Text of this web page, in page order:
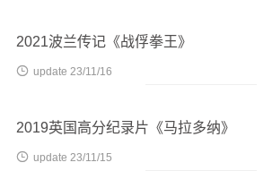
2021波兰传记《战俘拳王》
 update 23/11/16
2019英国高分纪录片《马拉多纳》
 update 23/11/15